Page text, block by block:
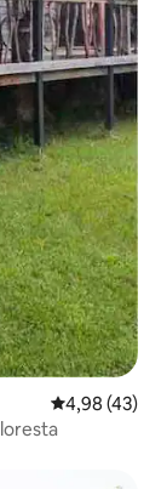
4,98 de uma
4,98 (43)